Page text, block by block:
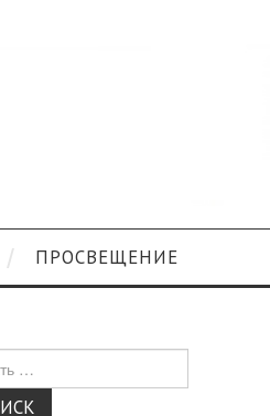
ПРОСВЕЩЕНИЕ